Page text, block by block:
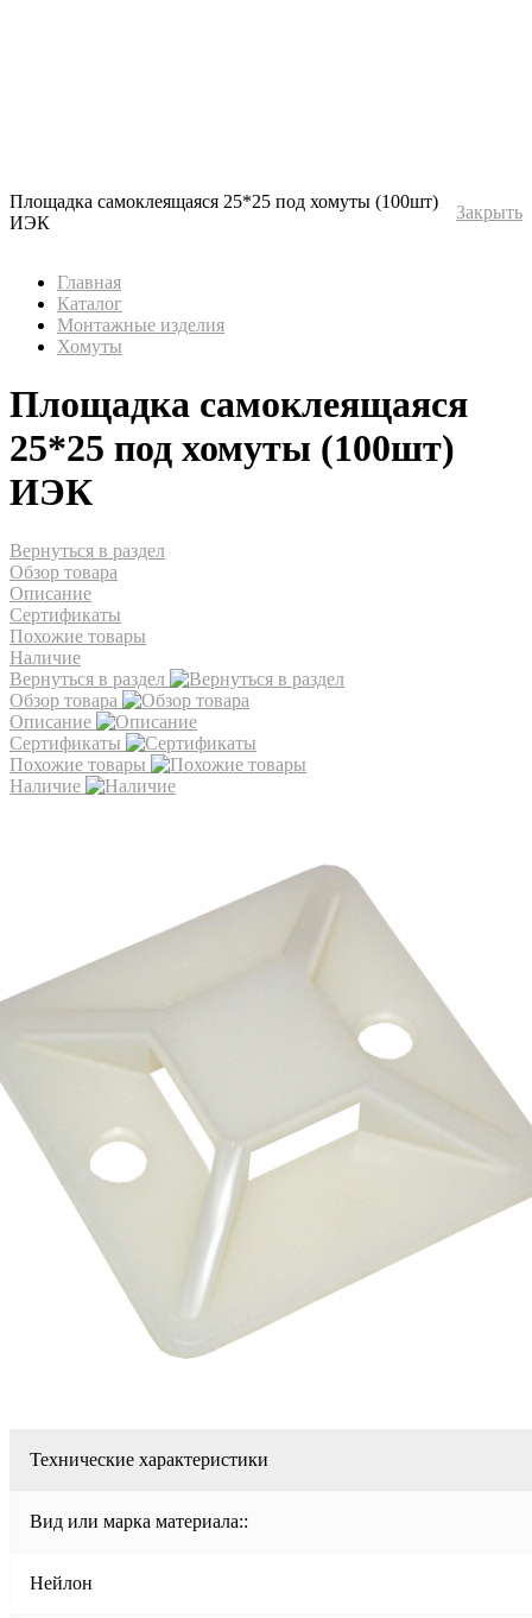
Площадка самоклеящаяся 25*25 под хомуты (100шт)
ИЭК
Закрыть
Главная
Каталог
Монтажные изделия
Хомуты
Площадка самоклеящаяся
25*25 под хомуты (100шт)
ИЭК
Вернуться в раздел
Обзор товара
Описание
Сертификаты
Похожие товары
Наличие
Вернуться в раздел
Обзор товара
Описание
Сертификаты
Похожие товары
Наличие
Технические характеристики
Вид или марка материала::
Нейлон